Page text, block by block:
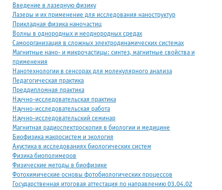
Введение в лазерную физику
Лазеры и их применение для исследования наноструктур
Прикладная физика наночастиц
Волны в однородных и неоднородных средах
Самоорганизация в сложных электродинамических системах
Магнитные нано- и микрочастицы: синтез, магнитные свойства и
применения
Нанотехнологии в сенсорах для молекулярного анализа
Педагогическая практика
Преддипломная практика
Научно-исследовательская практика
Научно-исследовательская работа
Научно-исследовательский семинар
Магнитная радиоспектроскопия в биологии и медицине
Биофизика макросистем и экология
Акустика в исследованиях биологических систем
Физика биополимеров
Физические методы в биофизике
Фотохимические основы фотобиологических процессов
Государственная итоговая аттестация по направлению 03.04.02